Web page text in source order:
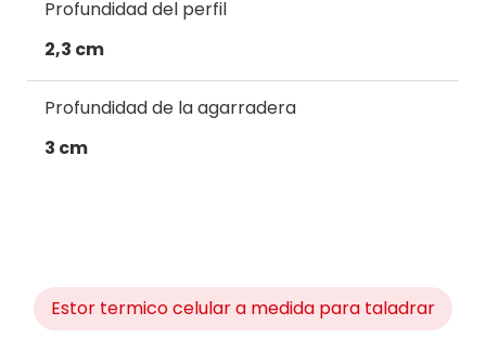
Profundidad del perfil
2,3 cm
Profundidad de la agarradera
3 cm
Estor termico celular a medida para taladrar